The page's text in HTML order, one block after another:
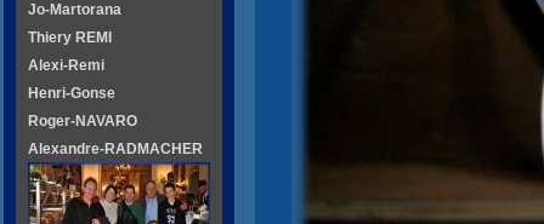
Jo-Martorana
Thiery REMI
Alexi-Remi
Henri-Gonse
Roger-NAVARO
Alexandre-RADMACHER